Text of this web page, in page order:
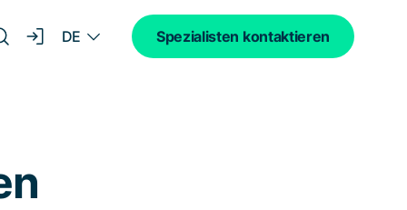
DE Spezialisten kontaktieren